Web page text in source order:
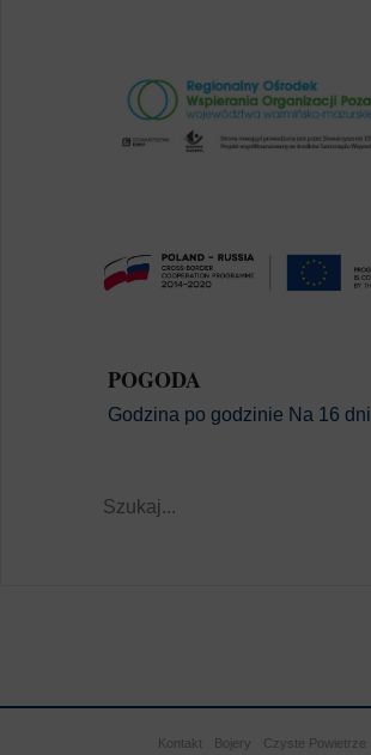
POGODA
Godzina po godzinie Na 16 dni
Kontakt Bojery
Czyste Powietrze